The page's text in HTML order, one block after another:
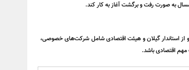
امسال به صورت رفت و برگشت آغاز به کار کند.
و از استاندار گیلان و هیئت اقتصادی شامل شرکت‌های خصوصی،
مهم اقتصادی باشد.